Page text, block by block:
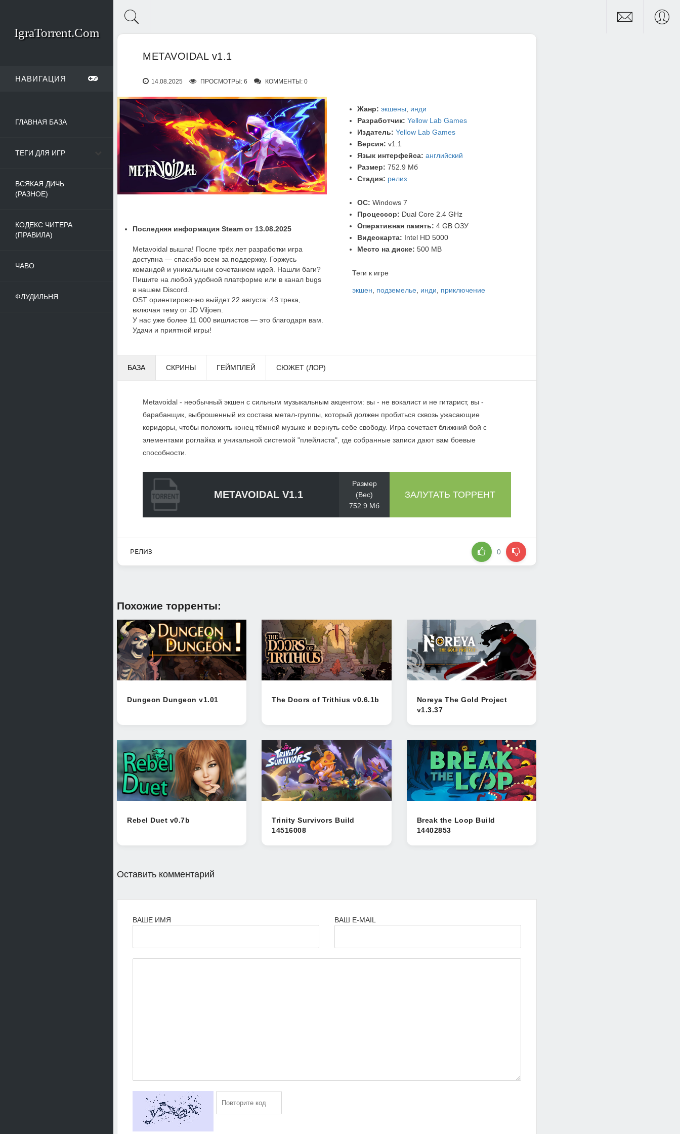
IgraTorrent.Com
НАВИГАЦИЯ
ГЛАВНАЯ БАЗА
ТЕГИ ДЛЯ ИГР
ВСЯКАЯ ДИЧЬ
(РАЗНОЕ)
КОДЕКС ЧИТЕРА
(ПРАВИЛА)
ЧАВО
ФЛУДИЛЬНЯ
METAVOIDAL v1.1
14.08.2025 ПРОСМОТРЫ: 6 КОММЕНТЫ: 0
Последняя информация Steam от 13.08.2025
Metavoidal вышла! После трёх лет разработки игра
доступна — спасибо всем за поддержку. Горжусь
командой и уникальным сочетанием идей. Нашли баги?
Пишите на любой удобной платформе или в канал bugs
в нашем Discord.
OST ориентировочно выйдет 22 августа: 43 трека,
включая тему от JD Viljoen.
У нас уже более 11 000 вишлистов — это благодаря вам.
Удачи и приятной игры!
Жанр: экшены
инди
Разработчик: Yellow Lab Games
Издатель: Yellow Lab Games
Версия: v1.1
Язык интерфейса: английский
Размер: 752.9 Мб
Стадия: релиз
ОС: Windows 7
Процессор: Dual Core 2.4 GHz
Оперативная память: 4 GB ОЗУ
Видеокарта: Intel HD 5000
Место на диске: 500 MB
Теги к игре
экшен подземелье, инди приключение
БАЗА СКРИНЫ ГЕЙМПЛЕЙ СЮЖЕТ (ЛОР)
Metavoidal - необычный экшен с сильным музыкальным акцентом: вы - не вокалист и не гитарист, вы -
барабанщик, выброшенный из состава метал‑группы, который должен пробиться сквозь ужасающие
коридоры, чтобы положить конец тёмной музыке и вернуть себе свободу. Игра сочетает ближний бой с
элементами роглайка и уникальной системой "плейлиста", где собранные записи дают вам боевые
способности.
METAVOIDAL V1.1
Размер
(Вес)
752.9 Мб
ЗАЛУТАТЬ ТОРРЕНТ
РЕЛИЗ 0
Похожие торренты:
Dungeon Dungeon v1.01 The Doors of Trithius v0.6.1b
Noreya The Gold Project
v1.3.37
Rebel Duet v0.7b
Trinity Survivors Build
14516008
Break the Loop Build
14402853
Оставить комментарий
ВАШЕ ИМЯ ВАШ E-MAIL